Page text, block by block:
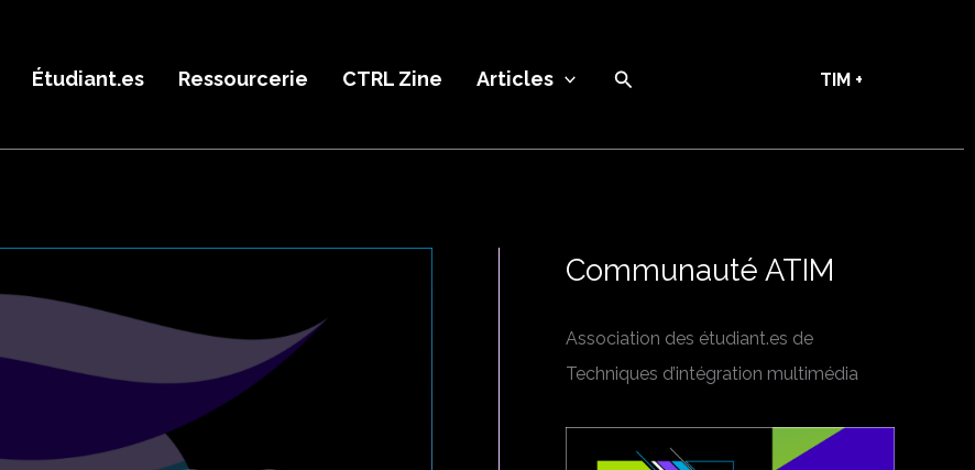
Étudiant.es Ressourcerie CTRL Zine Articles Recherche TIM +
Communauté ATIM
Association des étudiant.es de
Techniques d’intégration multimédia